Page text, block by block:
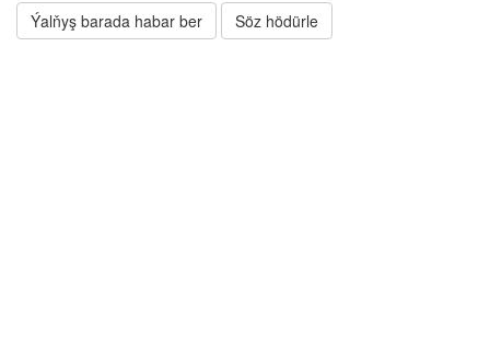
Ýalňyş barada habar ber Söz hödürle